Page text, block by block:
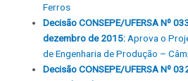
Ferros
Decisão CONSEPE/UFERSA Nº
dezembro de 2015:Aprova o
de Engenharia de Produção –
Decisão CONSEPE/UFERSA Nº